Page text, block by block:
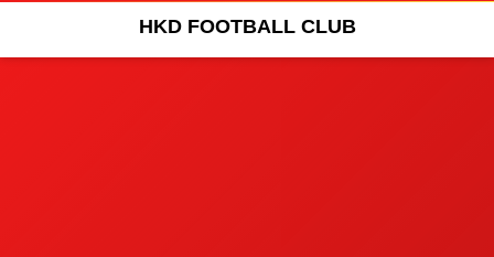
HKD FOOTBALL CLUB